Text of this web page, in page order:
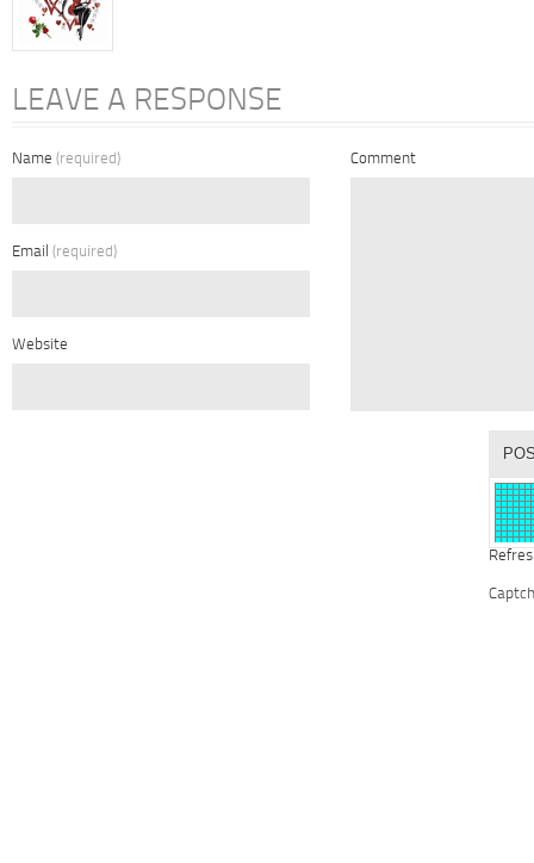
LEAVE A RESPONSE
Name (required)
Email (required)
Website
Comment